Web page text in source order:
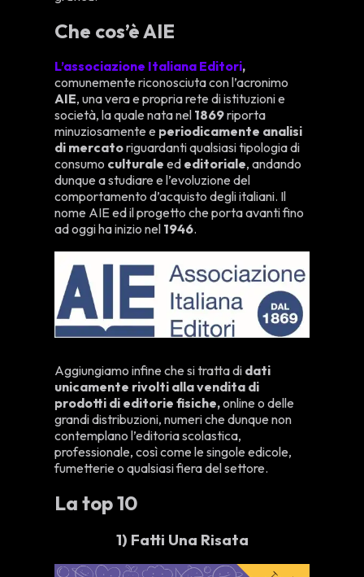
Che cos’è AIE
L’associazione Italiana Editori,
comunemente riconosciuta con l’acronimo
AIE, una vera e propria rete di istituzioni e
società, la quale nata nel 1869riporta
minuziosamente e periodicamente analisi
di mercatoriguardanti qualsiasi tipologia di
consumo culturaleed editoriale, andando
dunque a studiare e l’evoluzione del
comportamento d’acquisto degli italiani. Il
nome AIE ed il progetto che porta avanti fino
ad oggi ha inizio nel 1946.
Aggiungiamo infine che si tratta di dati
unicamente rivolti alla vendita di
prodotti di editorie fisiche,online o delle
grandi distribuzioni, numeri che dunque non
contemplano l’editoria scolastica,
professionale, così come le singole edicole,
fumetterie o qualsiasi fiera del settore.
La top 10
1) Fatti Una Risata